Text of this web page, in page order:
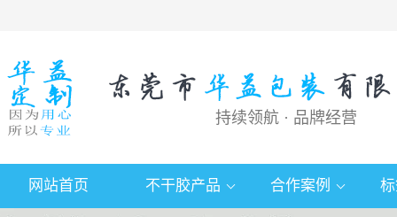
持续领航 · 品牌经营
网站首页 不干胶产品 合作案例